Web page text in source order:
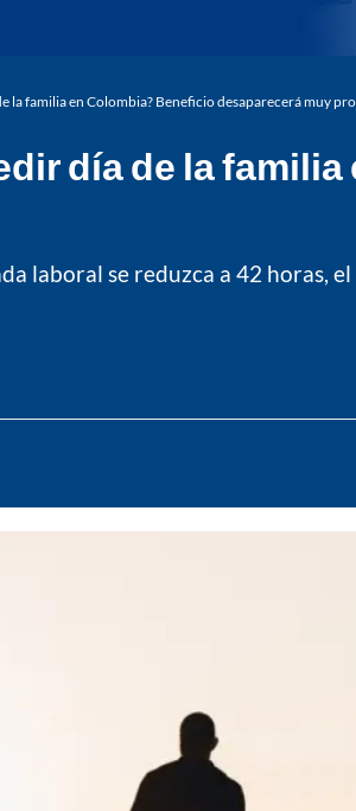
la familia en Colombia? Beneficio desaparecerá muy
día de la
laboral se reduzca a 42 horas,